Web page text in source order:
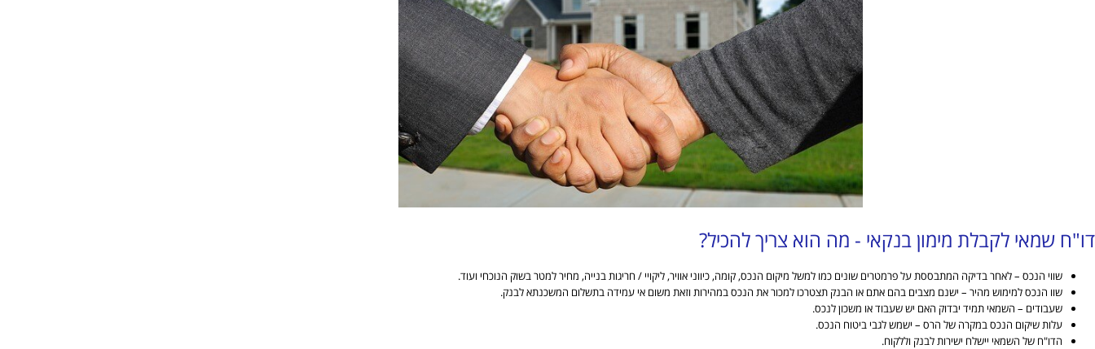
דו"ח שמאי לקבלת מימון בנקאי - מה הוא צריך להכיל?
שווי הנכס – לאחר בדיקה המתבססת על פרמטרים שונים כמו למשל מיקום הנכס, קומה, כיווני אוויר, ליקויי / חריגות בנייה, מחיר למטר בשוק הנוכחי ועוד.
שוו הנכס למימוש מהיר – ישנם מצבים בהם אתם או הבנק תצטרכו למכור את הנכס במהירות וזאת משום אי עמידה בתשלום המשכנתא לבנק.
שעבודים – השמאי תמיד יבדוק האם יש שעבוד או משכון לנכס.
עלות שיקום הנכס במקרה של הרס – ישמש לגבי ביטוח הנכס.
הדו"ח של השמאי יישלח ישירות לבנק וללקוח.